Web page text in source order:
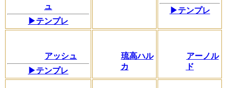
ュ
▶テンプレ
▶テンプレ
アッシュ
▶テンプレ
琉高ハル
カ
アーノル
ド